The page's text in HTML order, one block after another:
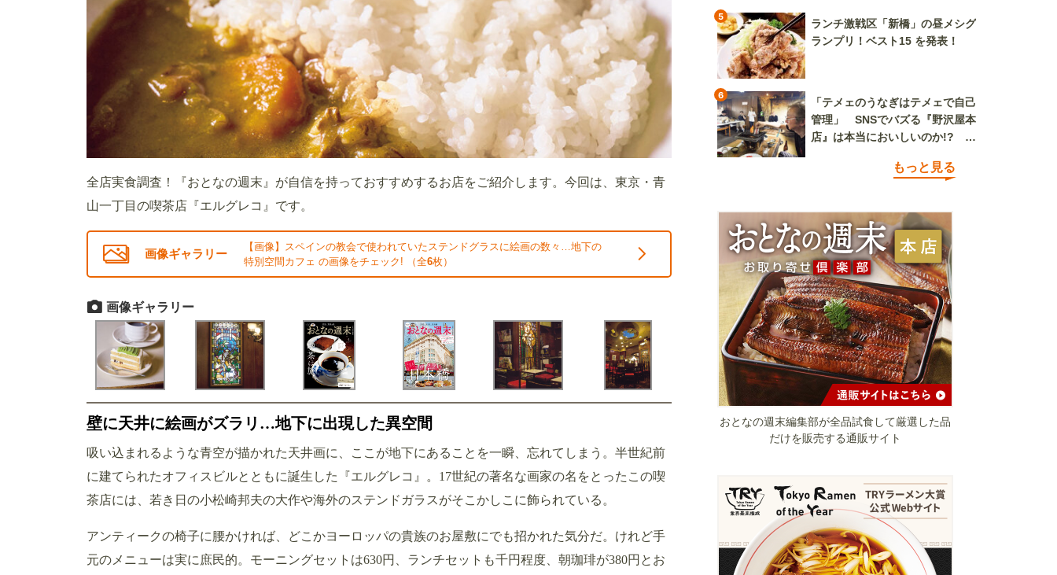
全店実食調査！『おとなの週末』が自信を持っておすすめするお店をご紹介します。今回は、東京・青
山一丁目の喫茶店『エルグレコ』です。
画像ギャラリー
【画像】スペインの教会で使われていたステンドグラスに絵画の数々…地下の
特別空間カフェ の画像をチェック! （全6枚）
画像ギャラリー
壁に天井に絵画がズラリ…地下に出現した異空間
吸い込まれるような青空が描かれた天井画に、ここが地下にあることを一瞬、忘れてしまう。半世紀前
に建てられたオフィスビルとともに誕生した『エルグレコ』。17世紀の著名な画家の名をとったこの喫
茶店には、若き日の小松崎邦夫の大作や海外のステンドガラスがそこかしこに飾られている。
アンティークの椅子に腰かければ、どこかヨーロッパの貴族のお屋敷にでも招かれた気分だ。けれど手
元のメニューは実に庶民的。モーニングセットは630円、ランチセットも千円程度、朝珈琲が380円とお
5
ランチ激戦区「新橋」の昼メシグ
ランプリ！ベスト15 を発表！
6
「テメェのうなぎはテメェで自己
管理」 SNSでバズる『野沢屋本
店』は本当においしいのか!? い
もっと見る
おとなの週末編集部が全品試食して厳選した品
だけを販売する通販サイト